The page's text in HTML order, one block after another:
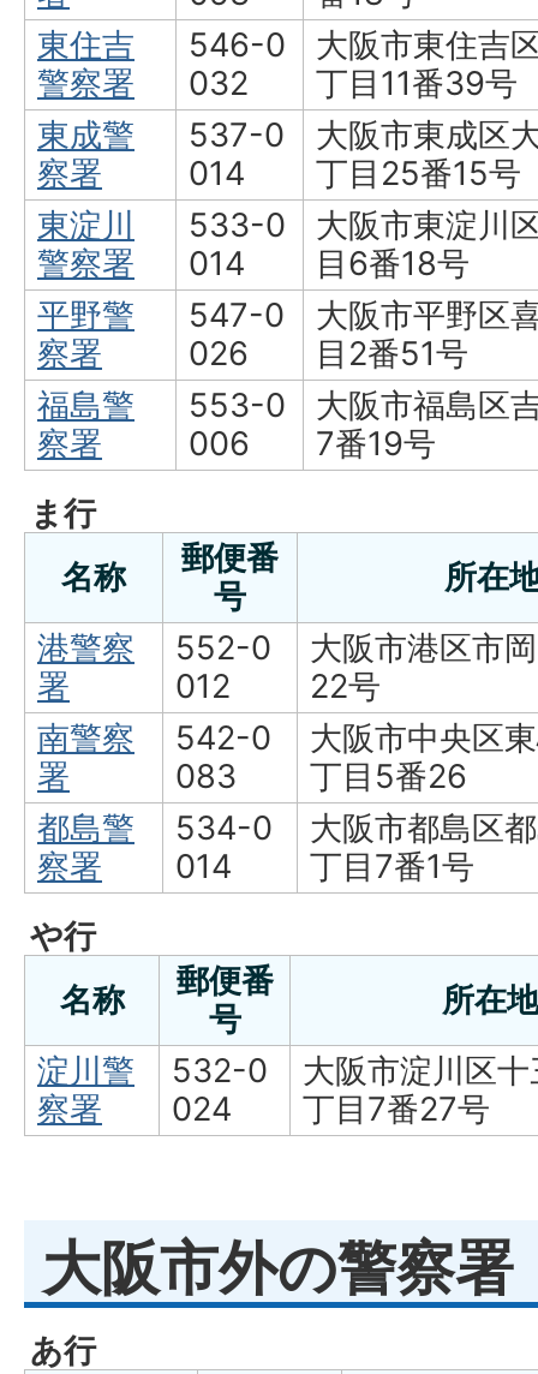
東住吉
警察署
546-0
032
大阪市東住吉
丁目11番39号
東成警
察署
537-0
014
大阪市東成区
丁目25番15号
東淀川
警察署
533-0
014
大阪市東淀川
目6番18号
平野警
察署
547-0
026
大阪市平野区
目2番51号
福島警
察署
553-0
006
大阪市福島区
7番19号
ま行
名称
郵便番
号
所在
港警察
署
552-0
012
大阪市港区市
22号
南警察
署
542-0
083
大阪市中央区
丁目5番26
都島警
察署
534-0
014
大阪市都島区
丁目7番1号
や行
名称
郵便番
号
所在地
淀川警
察署
532-0
024
大阪市淀川区
丁目7番27号
大阪市外の警察署
あ行